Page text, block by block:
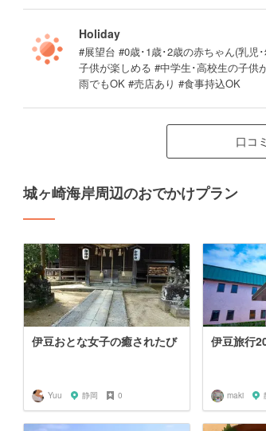
Holiday
#展望台 #0歳･1歳･2歳の赤ちゃん(乳児
子供が楽しめる #中学生･高校生の子供
雨でもOK #売店あり #食事持込OK
口コ
城ヶ崎海岸周辺のおでかけプラン
伊豆おとな女子の癒されたび
Yuu 静岡 0
伊豆旅行
maki